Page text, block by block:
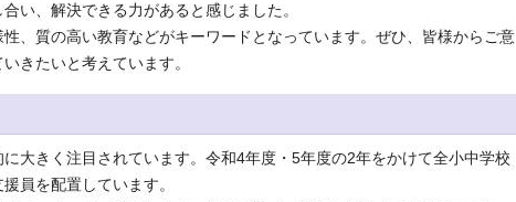
い、解決できる力があると感じました。
、質の高い教育などがキーワードとなっています。ぜひ、皆様からご意
きたいと考えています。
大きく注目されています。令和4年度・5年度の2年をかけて全小中学校
員を配置しています。